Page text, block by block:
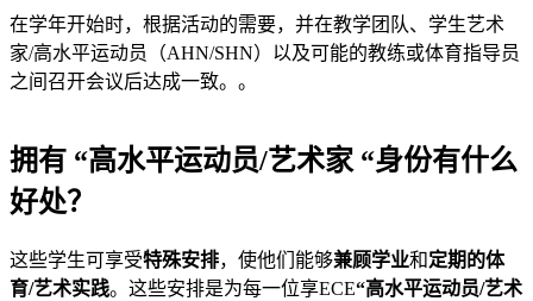
在学年开始时，根据活动的需要，并在教学团队、学生艺术
家/高水平运动员（AHN/SHN）以及可能的教练或体育指导员
之间召开会议后达成一致。。
拥有 “高水平运动员/艺术家 “身份有什么
好处？
这些学生可享受特殊安排，使他们能够兼顾学业和定期的体
育/艺术实践。这些安排是为每一位享ECE“高水平运动员/艺术